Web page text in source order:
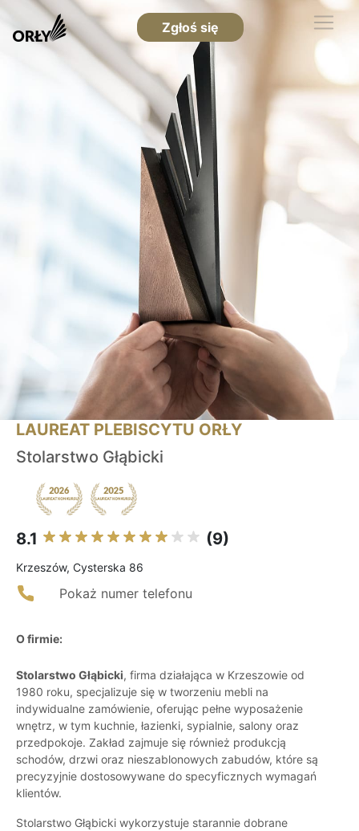
Zgłoś się
LAUREAT PLEBISCYTU ORŁY
Stolarstwo Głąbicki
8.1 (9)
Krzeszów, Cysterska 86
Pokaż numer telefonu
O firmie:
Stolarstwo Głąbicki, firma działająca w Krzeszowie od
1980 roku, specjalizuje się w tworzeniu mebli na
indywidualne zamówienie, oferując pełne wyposażenie
wnętrz, w tym kuchnie, łazienki, sypialnie, salony oraz
przedpokoje. Zakład zajmuje się również produkcją
schodów, drzwi oraz nieszablonowych zabudów, które są
precyzyjnie dostosowywane do specyficznych wymagań
klientów.
Stolarstwo Głąbicki wykorzystuje starannie dobrane